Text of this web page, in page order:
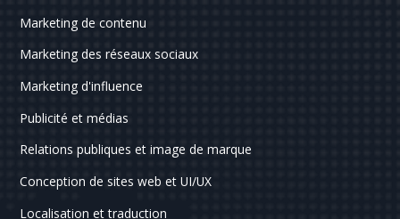
Marketing de contenu
Marketing des réseaux sociaux
Marketing d'influence
Publicité et médias
Relations publiques et image de marque
Conception de sites web et UI/UX
Localisation et traduction